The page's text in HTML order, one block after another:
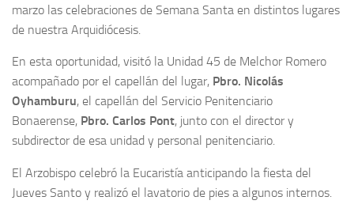
marzo las celebraciones de Semana Santa en distintos lugares
de nuestra Arquidiócesis.
En esta oportunidad, visitó la Unidad 45 de Melchor Romero
acompañado por el capellán del lugar, Pbro. Nicolás
Oyhamburu, el capellán del Servicio Penitenciario
Bonaerense, Pbro. Carlos Pont, junto con el director y
subdirector de esa unidad y personal penitenciario.
El Arzobispo celebró la Eucaristía anticipando la fiesta del
Jueves Santo y realizó el lavatorio de pies a algunos internos.